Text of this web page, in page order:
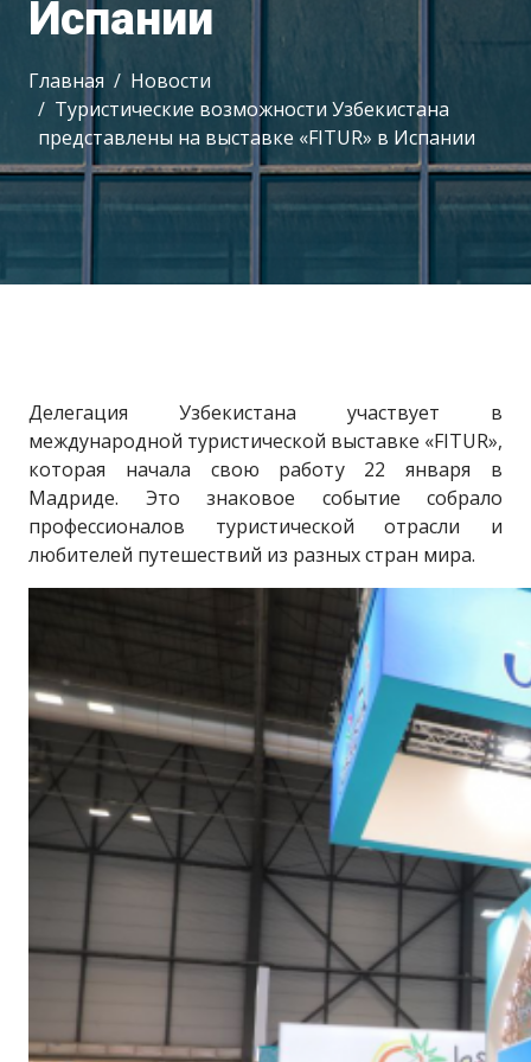
Испании
Главная
Новости
Туристические возможности Узбекистана
представлены на выставке «FITUR» в Испании
Делегация Узбекистана участвует в
международной туристической выставке «FITUR»,
которая начала свою работу 22 января в
Мадриде. Это знаковое событие собрало
профессионалов туристической отрасли и
любителей путешествий из разных стран мира.